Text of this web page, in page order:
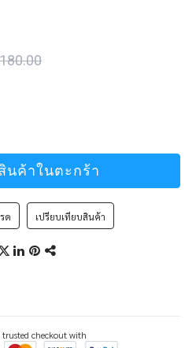
นค้าในตะกร้า
ด เปรียบเทียบสินค้า
trusted checkout with